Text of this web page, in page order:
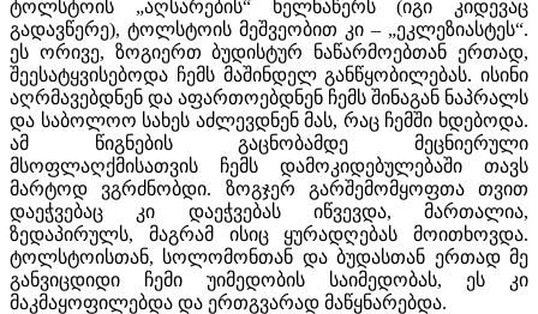
ტოლსტოის „აღსარების“ ხელნაწერს (იგი კიდევაც
გადავწერე), ტოლსტოის მეშვეობით კი – „ეკლეზიასტეს“.
ეს ორივე, ზოგიერთ ბუდისტურ ნაწარმოებთან ერთად,
შეესატყვისებოდა ჩემს მაშინდელ განწყობილებას. ისინი
აღრმავებდნენ და აფართოებდნენ ჩემს შინაგან ნაპრალს
და საბოლოო სახეს აძლევდნენ მას, რაც ჩემში ხდებოდა.
ამ წიგნების გაცნობამდე მეცნიერული
მსოფლაღქმისათვის ჩემს დამოკიდებულებაში თავს
მარტოდ ვგრძნობდი. ზოგჯერ გარშემომყოფთა თვით
დაეჭვებაც კი დაეჭვებას იწვევდა, მართალია,
ზედაპირულს, მაგრამ ისიც ყურადღებას მოითხოვდა.
ტოლსტოისთან, სოლომონთან და ბუდასთან ერთად მე
განვიცდიდი ჩემი უიმედობის საიმედობას, ეს კი
მაკმაყოფილებდა და ერთგვარად მაწყნარებდა.